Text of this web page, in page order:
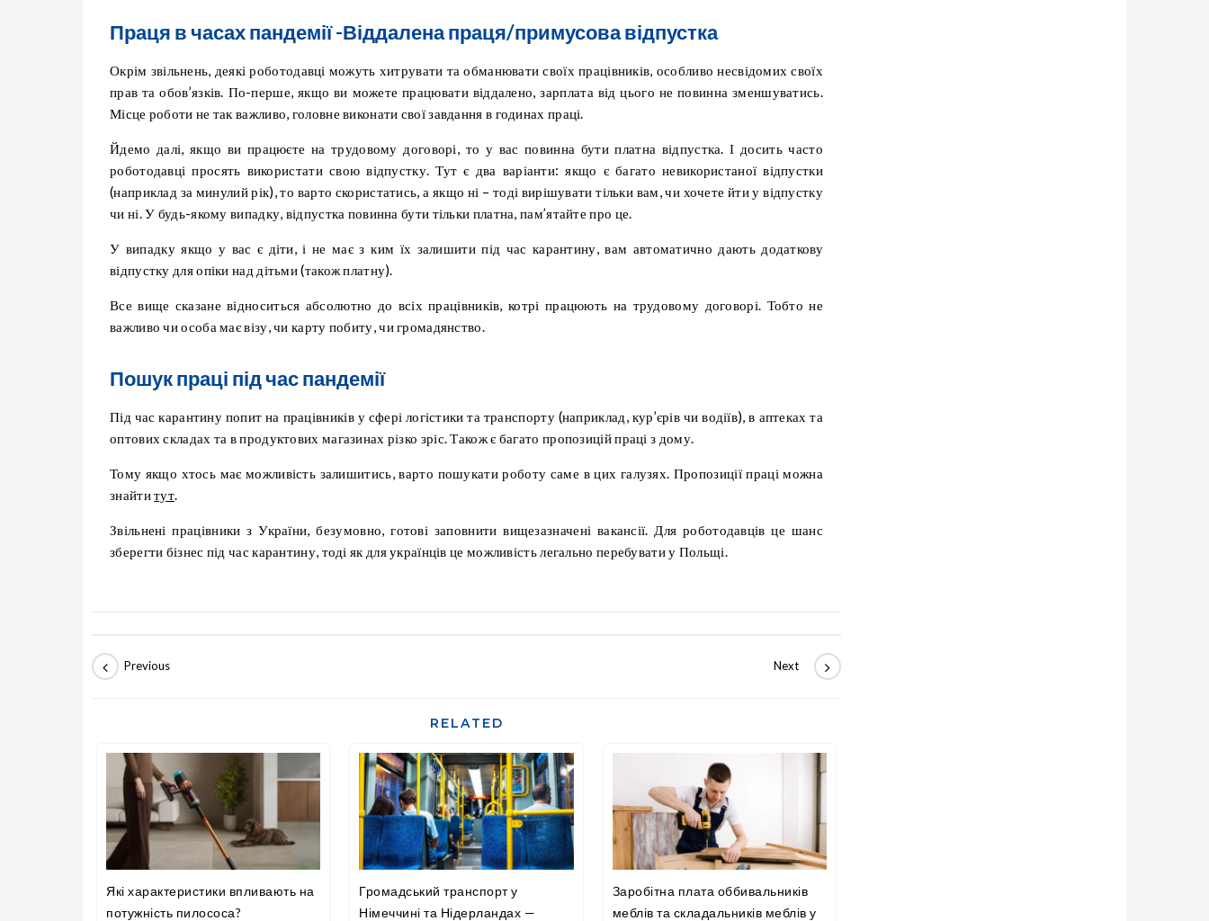
Праця в часах пандемії -Віддалена праця/примусова відпустка
Окрім звільнень, деякі роботодавці можуть хитрувати та обманювати своїх працівників, особливо несвідомих своїх
прав та обов’язків. По-перше, якщо ви можете працювати віддалено, зарплата від цього не повинна зменшуватись.
Місце роботи не так важливо, головне виконати свої завдання в годинах праці.
Йдемо далі, якщо ви працюєте на трудовому договорі, то у вас повинна бути платна відпустка. І досить часто
роботодавці просять використати свою відпустку. Тут є два варіанти: якщо є багато невикористаної відпустки
(наприклад за минулий рік), то варто скористатись, а якщо ні – тоді вирішувати тільки вам, чи хочете йти у відпустку
чи ні. У будь-якому випадку, відпустка повинна бути тільки платна, пам’ятайте про це.
У випадку якщо у вас є діти, і не має з ким їх залишити під час карантину, вам автоматично дають додаткову
відпустку для опіки над дітьми (також платну).
Все вище сказане відноситься абсолютно до всіх працівників, котрі працюють на трудовому договорі. Тобто не
важливо чи особа має візу, чи карту побиту, чи громадянство.
Пошук праці під час пандемії
Під час карантину попит на працівників у сфері логістики та транспорту (наприклад, кур’єрів чи водіїв), в аптеках та
оптових складах та в продуктових магазинах різко зріс. Також є багато пропозицій праці з дому.
Тому якщо хтось має можливість залишитись, варто пошукати роботу саме в цих галузях. Пропозиції праці можна
знайтитут.
Звільнені працівники з України, безумовно, готові заповнити вищезазначені вакансії. Для роботодавців це шанс
зберегти бізнес під час карантину, тоді як для українців це можливість легально перебувати у Польщі.
RELATED
Які характеристики впливають на
потужність пилососа?
Громадський транспорт у
Німеччині та Нідерландах —
Заробітна плата оббивальників
меблів та складальників меблів у